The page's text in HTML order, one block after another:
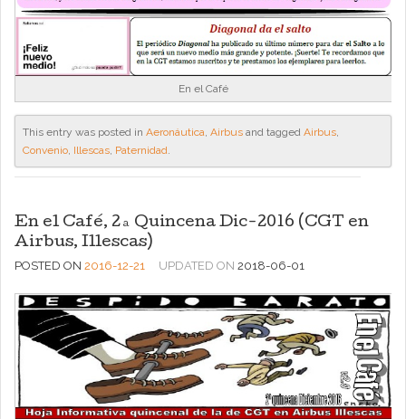
En el Café
This entry was posted in Aeronáutica, Airbus and tagged Airbus,
Convenio, Illescas, Paternidad.
En el Café, 2ª Quincena Dic-2016 (CGT en
Airbus, Illescas)
POSTED ON 2016-12-21 UPDATED ON 2018-06-01